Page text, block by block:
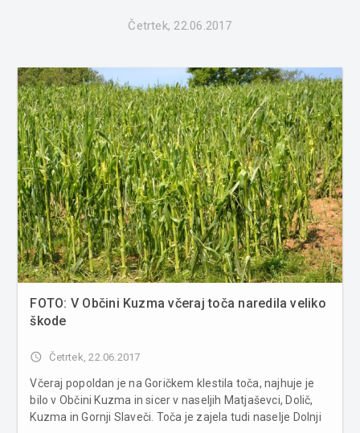
Četrtek, 22.06.2017
FOTO: V Občini Kuzma včeraj toča naredila veliko
škode
access_time Četrtek, 22.06.2017
Včeraj popoldan je na Goričkem klestila toča, najhuje je
bilo v Občini Kuzma in sicer v naseljih Matjaševci, Dolič,
Kuzma in Gornji Slaveči. Toča je zajela tudi naselje Dolnji